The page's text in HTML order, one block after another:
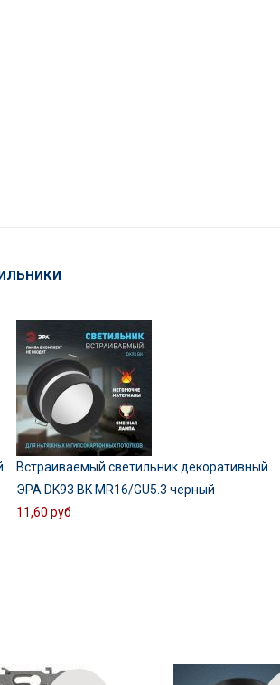
Встраиваемый светильник декоративный
ЭРА DK93 BK MR16/GU5.3 черный
11,60 руб